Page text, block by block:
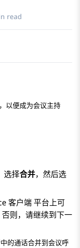
read
以便成为会议主持
选择合并，然后选
客户端平台上可
则，请继续到下一
的通话合并到会议呼